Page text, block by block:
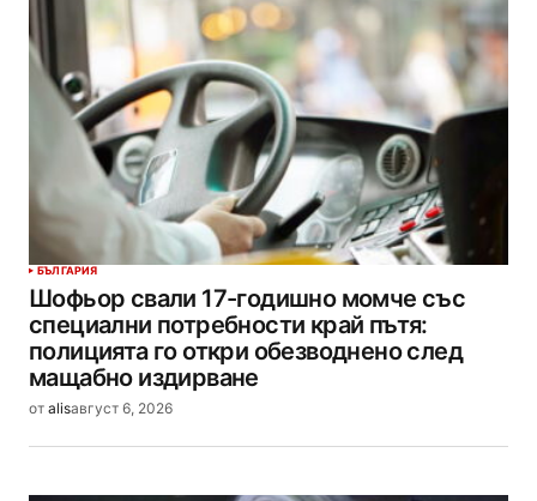
БЪЛГАРИЯ
Шофьор свали 17-годишно момче със
специални потребности край пътя:
полицията го откри обезводнено след
мащабно издирване
от alisавгуст 6, 2026